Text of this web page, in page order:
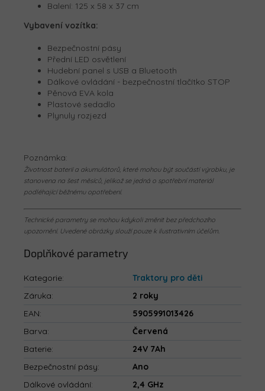
Balení: 125 x 58 x 37 cm
Vybavení vozítka:
Bezpečnostní pásy
Přední LED osvětlení
Hudební panel s USB a Bluetooth
Dálkové ovládání - bezpečnostní tlačítko STOP
Pěnová EVA kola
Plastové sedadlo
Plynuly rozjezd
Poznámka:
Životnost baterií a akumulátorů, které mohou být součástí výrobku, je
stanovena na šest měsíců, jelikož se jedná o spotřební materiál
podléhající běžnému opotřebení.
Technické parametry se mohou kdykoli změnit bez předchozího
upozornění. Uvedené obrázky slouží pouze k ilustrativním účelům.
Doplňkové parametry
Kategorie:
Traktory pro děti
Záruka:
2 roky
EAN:
5905991013426
Barva:
Červená
Baterie:
24V 7Ah
Bezpečnostní pásy:
Ano
Dálkové ovládání:
2,4 GHz